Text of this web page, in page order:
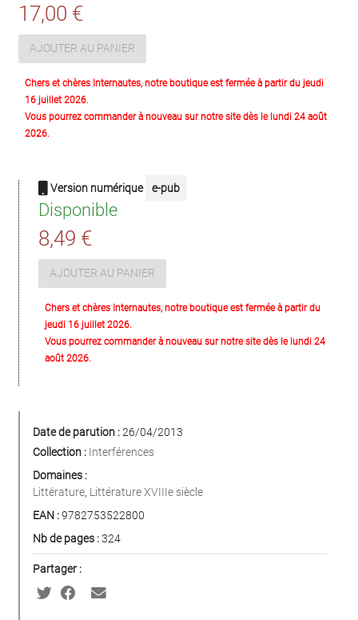
17,00 €
AJOUTER AU PANIER
Chers et chères Internautes, notre boutique est fermée à partir du jeudi
16 juillet 2026.
Vous pourrez commander à nouveau sur notre site dès le lundi 24 août
2026.
Version numérique e-pub
Disponible
8,49 €
AJOUTER AU PANIER
Chers et chères Internautes, notre boutique est fermée à partir du
jeudi 16 juillet 2026.
Vous pourrez commander à nouveau sur notre site dès le lundi 24
août 2026.
Date de parution :26/04/2013
Collection : Interférences
Domaines :
Littérature, Littérature XVIIIe siècle
EAN :9782753522800
Nb de pages :324
Partager :